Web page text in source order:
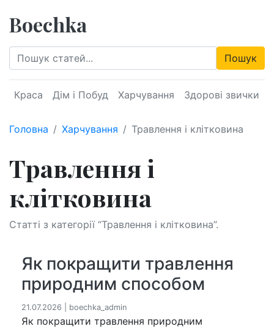
Boechka
Пошук
Краса Дім і Побуд Харчування Здорові звички
Головна Харчування Травлення і клітковина
Травлення і
клітковина
Статті з категорії “Травлення і клітковина”.
Як покращити травлення
природним способом
21.07.2026 | boechka_admin
Як покращити травлення природним